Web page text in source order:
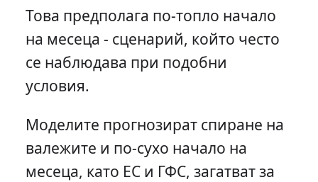
Това предполага по-топло начало
на месеца - сценарий, който често
се наблюдава при подобни
условия.
Моделите прогнозират спиране на
валежите и по-сухо начало на
месеца, като ЕС и ГФС, загатват за